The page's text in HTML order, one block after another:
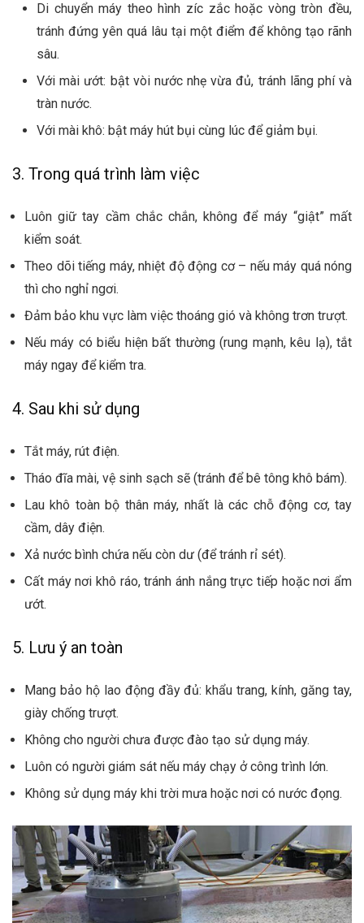
Di chuyển máy theo hình zíc zắc hoặc vòng tròn đều,
tránh đứng yên quá lâu tại một điểm để không tạo rãnh
sâu.
Với mài ướt: bật vòi nước nhẹ vừa đủ, tránh lãng phí và
tràn nước.
Với mài khô: bật máy hút bụi cùng lúc để giảm bụi.
3. Trong quá trình làm việc
Luôn giữ tay cầm chắc chắn, không để máy “giật” mất
kiểm soát.
Theo dõi tiếng máy, nhiệt độ động cơ – nếu máy quá nóng
thì cho nghỉ ngơi.
Đảm bảo khu vực làm việc thoáng gió và không trơn trượt.
Nếu máy có biểu hiện bất thường (rung mạnh, kêu lạ), tắt
máy ngay để kiểm tra.
4. Sau khi sử dụng
Tắt máy, rút điện.
Tháo đĩa mài, vệ sinh sạch sẽ (tránh để bê tông khô bám).
Lau khô toàn bộ thân máy, nhất là các chỗ động cơ, tay
cầm, dây điện.
Xả nước bình chứa nếu còn dư (để tránh rỉ sét).
Cất máy nơi khô ráo, tránh ánh nắng trực tiếp hoặc nơi ẩm
ướt.
5. Lưu ý an toàn
Mang bảo hộ lao động đầy đủ: khẩu trang, kính, găng tay,
giày chống trượt.
Không cho người chưa được đào tạo sử dụng máy.
Luôn có người giám sát nếu máy chạy ở công trình lớn.
Không sử dụng máy khi trời mưa hoặc nơi có nước đọng.